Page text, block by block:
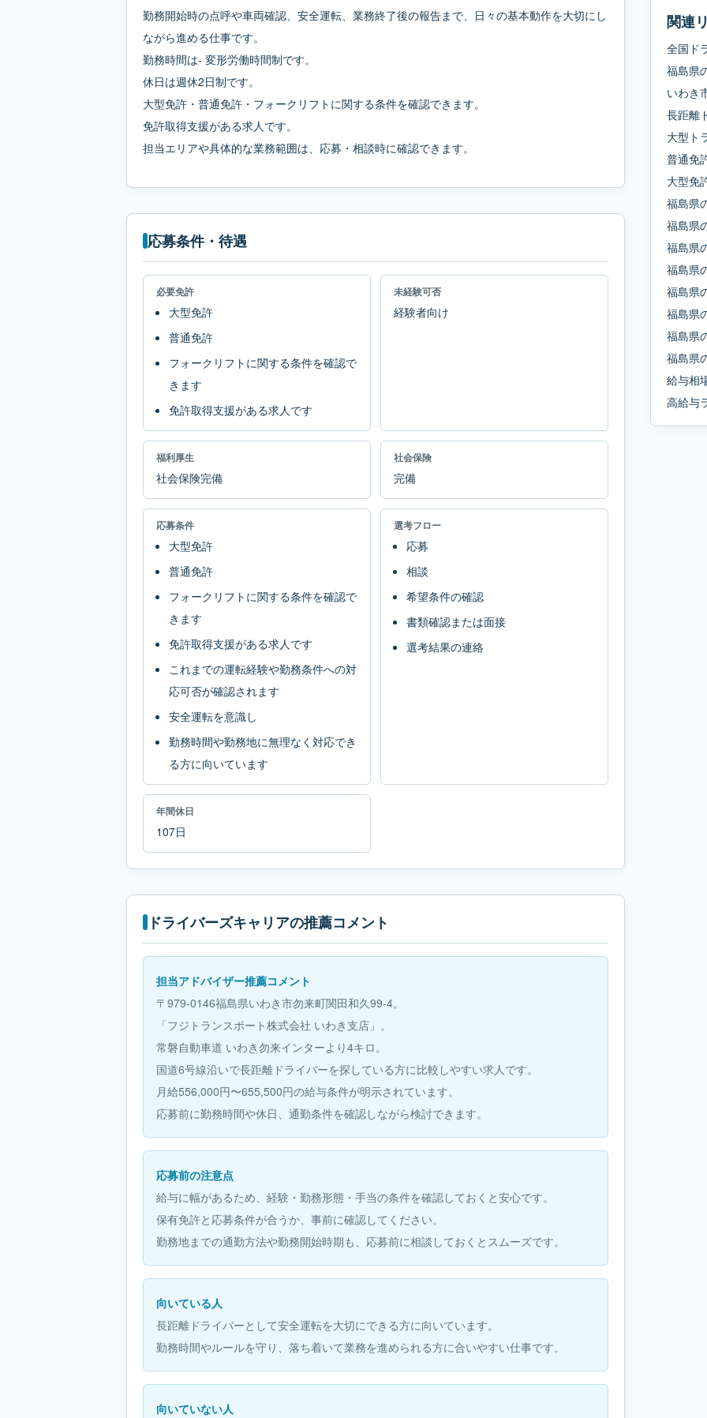
勤務開始時の点呼や車両確認、安全運転、業務終了後の報告まで、日々の基本動作を大切にし
ながら進める仕事です。
勤務時間は- 変形労働時間制です。
休日は週休2日制です。
大型免許・普通免許・フォークリフトに関する条件を確認できます。
免許取得支援がある求人です。
担当エリアや具体的な業務範囲は、応募・相談時に確認できます。
応募条件・待遇
必要免許
大型免許
普通免許
フォークリフトに関する条件を確認で
きます
免許取得支援がある求人です
未経験可否
経験者向け
福利厚生
社会保険完備
社会保険
完備
応募条件
大型免許
普通免許
フォークリフトに関する条件を確認で
きます
免許取得支援がある求人です
これまでの運転経験や勤務条件への対
応可否が確認されます
安全運転を意識し
勤務時間や勤務地に無理なく対応でき
る方に向いています
選考フロー
応募
相談
希望条件の確認
書類確認または面接
選考結果の連絡
年間休日
107日
ドライバーズキャリアの推薦コメント
担当アドバイザー推薦コメント
〒979-0146福島県いわき市勿来町関田和久99-4。
「フジトランスポート株式会社 いわき支店」。
常磐自動車道 いわき勿来インターより4キロ。
国道6号線沿いで長距離ドライバーを探している方に比較しやすい求人です。
月給556,000円〜655,500円の給与条件が明示されています。
応募前に勤務時間や休日、通勤条件を確認しながら検討できます。
応募前の注意点
給与に幅があるため、経験・勤務形態・手当の条件を確認しておくと安心です。
保有免許と応募条件が合うか、事前に確認してください。
勤務地までの通勤方法や勤務開始時期も、応募前に相談しておくとスムーズです。
向いている人
長距離ドライバーとして安全運転を大切にできる方に向いています。
勤務時間やルールを守り、落ち着いて業務を進められる方に合いやすい仕事です。
向いていない人
関連
全国ド
福島県
いわき
長距離
大型ト
普通免
大型免
福島県
福島県
福島県
福島県
福島県
福島県
福島県
福島県
給与相
高給与